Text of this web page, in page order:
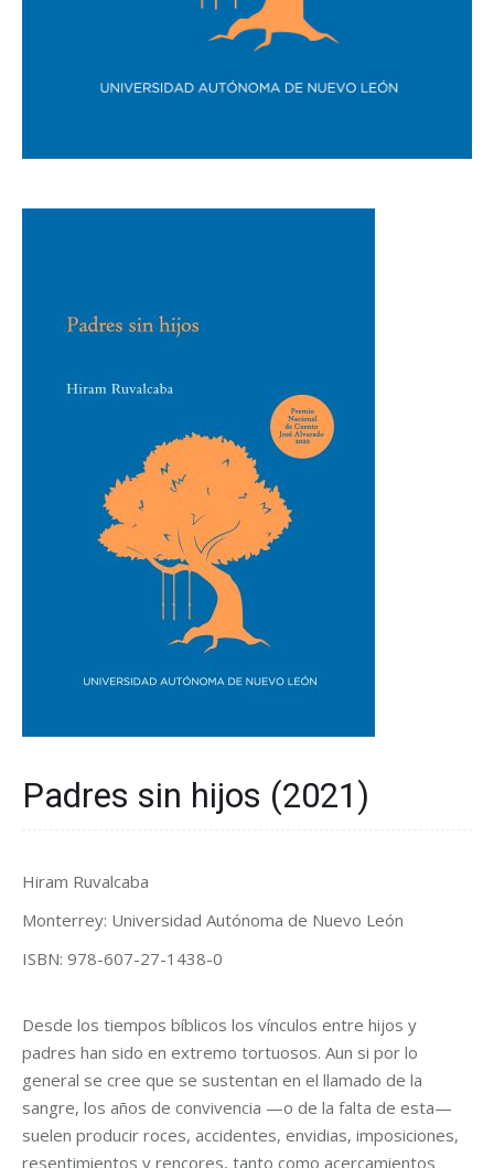
Padres sin hijos (2021)
Hiram Ruvalcaba
Monterrey: Universidad Autónoma de Nuevo León
ISBN: 978-607-27-1438-0
Desde los tiempos bíblicos los vínculos entre hijos y
padres han sido en extremo tortuosos. Aun si por lo
general se cree que se sustentan en el llamado de la
sangre, los años de convivencia —o de la falta de esta—
suelen producir roces, accidentes, envidias, imposiciones,
resentimientos y rencores, tanto como acercamientos